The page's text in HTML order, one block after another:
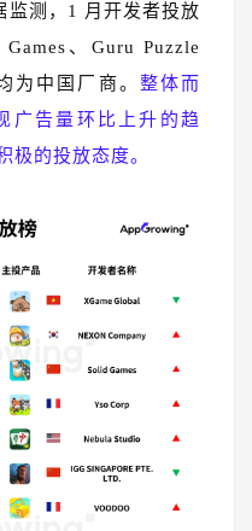
监测，1 月开发者投放
、Guru Puzzle
为中国厂商。 整体而
广告量环比上升的趋
极的投放态度。